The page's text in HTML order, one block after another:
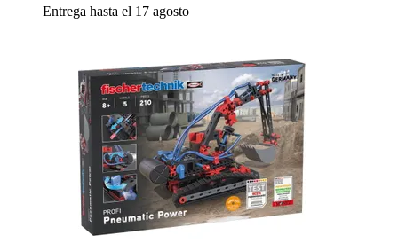
Entrega hasta el 17 agosto